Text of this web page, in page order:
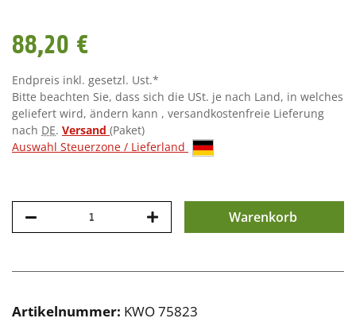
88,20 €
Endpreis inkl. gesetzl. Ust.*
Bitte beachten Sie, dass sich die USt. je nach Land, in welches
geliefert wird, ändern kann , versandkostenfreie Lieferung
nach DE. Versand (Paket)
Auswahl Steuerzone / Lieferland
Warenkorb
Artikelnummer: KWO 75823